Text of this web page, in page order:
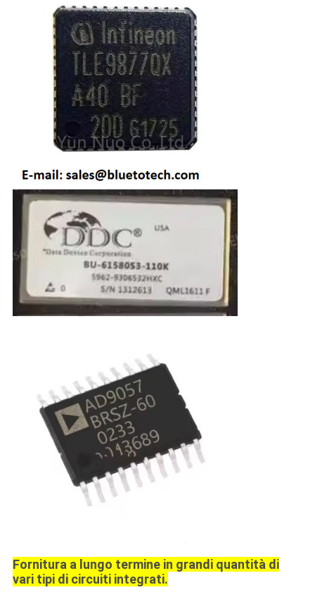
Fornitura a lungo termine in grandi quantità di
vari tipi di circuiti integrati.